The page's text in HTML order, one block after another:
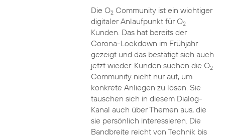
Die O2Community ist ein wichtiger
digitaler Anlaufpunkt für O2
Kunden. Das hat bereits der
Corona-Lockdown im Frühjahr
gezeigt und das bestätigt sich auch
jetzt wieder. Kunden suchen die O2
Community nicht nur auf, um
konkrete Anliegen zu lösen. Sie
tauschen sich in diesem Dialog-
Kanal auch über Themen aus, die
sie persönlich interessieren. Die
Bandbreite reicht von Technik bis